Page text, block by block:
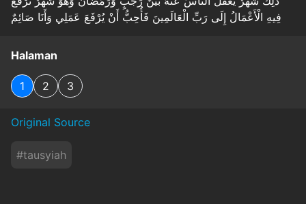
فِيهِ الْأَعْمَالُ إِلَى رَبِّ الْعَالَمِينَ فَأُحِبُّ أَنْ يُرْفَعَ عَمَلِي وَأَنَا صَائِمٌ
Halaman
1 2 3
Original Source
#tausyiah